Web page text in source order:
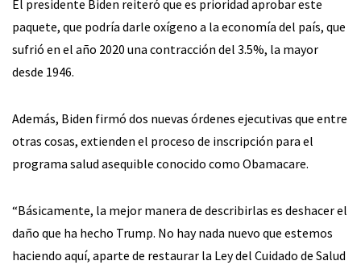
El presidente Biden reiteró que es prioridad aprobar este
paquete, que podría darle oxígeno a la economía del país, que
sufrió en el año 2020 una contracción del 3.5%, la mayor
desde 1946.
Además, Biden firmó dos nuevas órdenes ejecutivas que entre
otras cosas, extienden el proceso de inscripción para el
programa salud asequible conocido como Obamacare.
“Básicamente, la mejor manera de describirlas es deshacer el
daño que ha hecho Trump. No hay nada nuevo que estemos
haciendo aquí, aparte de restaurar la Ley del Cuidado de Salud